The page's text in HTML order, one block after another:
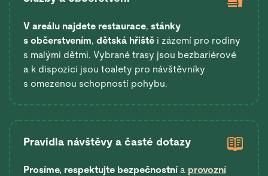
V areálu najdete restaurace, stánky
s občerstvením, dětská hřiště i zázemí pro rodiny
s malými dětmi. Vybrané trasy jsou bezbariérové
a k dispozici jsou toalety pro návštěvníky
s omezenou schopností pohybu.
Pravidla návštěvy a časté dotazy
Prosíme, respektujte bezpečnostní a provozní